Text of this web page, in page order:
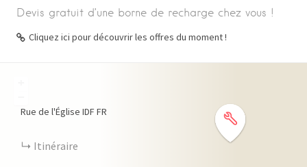
Devis gratuit d’une borne de recharge chez vous !
Cliquez ici pour découvrir les offres du moment !
Rue de l'Église IDF FR
Itinéraire